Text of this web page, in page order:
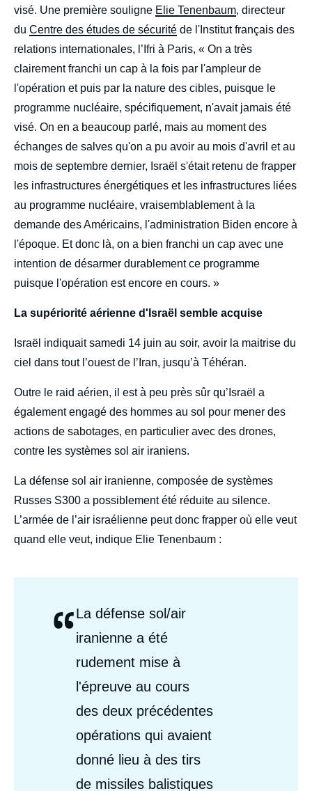
visé. Une première souligne Elie Tenenbaum, directeur
du Centre des études de sécurité de l'Institut français des
relations internationales, l’Ifri à Paris, « On a très
clairement franchi un cap à la fois par l'ampleur de
l'opération et puis par la nature des cibles, puisque le
programme nucléaire, spécifiquement, n'avait jamais été
visé. On en a beaucoup parlé, mais au moment des
échanges de salves qu'on a pu avoir au mois d'avril et au
mois de septembre dernier, Israël s'était retenu de frapper
les infrastructures énergétiques et les infrastructures liées
au programme nucléaire, vraisemblablement à la
demande des Américains, l'administration Biden encore à
l'époque. Et donc là, on a bien franchi un cap avec une
intention de désarmer durablement ce programme
puisque l'opération est encore en cours. »
La supériorité aérienne d'Israël semble acquise
Israël indiquait samedi 14 juin au soir, avoir la maitrise du
ciel dans tout l’ouest de l’Iran, jusqu’à Téhéran.
Outre le raid aérien, il est à peu près sûr qu’Israël a
également engagé des hommes au sol pour mener des
actions de sabotages, en particulier avec des drones,
contre les systèmes sol air iraniens.
La défense sol air iranienne, composée de systèmes
Russes S300 a possiblement été réduite au silence.
L’armée de l’air israélienne peut donc frapper où elle veut
quand elle veut, indique Elie Tenenbaum :
“Citations
Auteurs
La défense sol/air
iranienne a été
rudement mise à
l'épreuve au cours
des deux précédentes
opérations qui avaient
donné lieu à des tirs
de missiles balistiques